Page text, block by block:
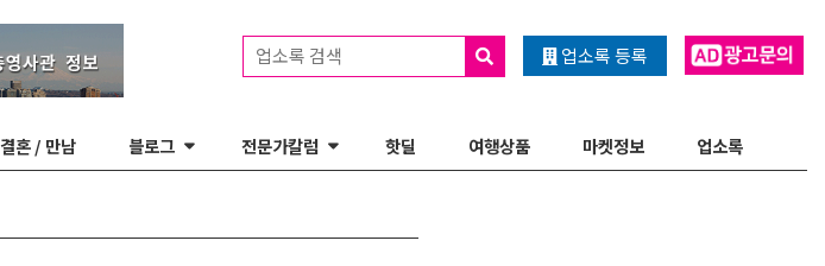
업소록 등록
업소록 검색
결혼 / 만남 블로그 전문가칼럼 핫딜 여행상품 마켓정보 업소록